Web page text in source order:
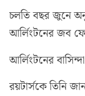
চলতি বছর জুনে
আর্লিংটনের জব
আর্লিংটনের
রয়টার্সকে তিনি